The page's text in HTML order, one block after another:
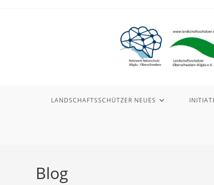
LANDSCHAFTSSCHÜTZER NEUES
Blog